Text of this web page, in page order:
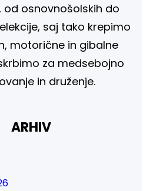
od osnovnošolskih do
saj tako krepimo
motorične in gibalne
za medsebojno
in druženje.
ARHIV